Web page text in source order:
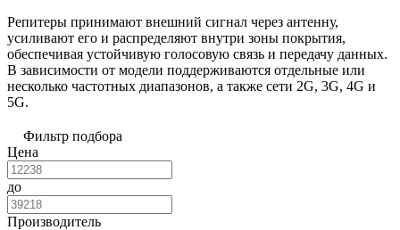
Репитеры принимают внешний сигнал через антенну,
усиливают его и распределяют внутри зоны покрытия,
обеспечивая устойчивую голосовую связь и передачу данных.
В зависимости от модели поддерживаются отдельные или
несколько частотных диапазонов, а также сети 2G, 3G, 4G и
5G.
Фильтр подбора
Цена
до
Производитель